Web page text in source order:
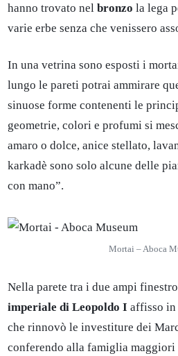
hanno trovato nel bronzo la lega
varie erbe senza che venissero
In una vetrina sono esposti i
lungo le pareti potrai ammirare
sinuose forme contenenti le
geometrie, colori e profumi si
amaro o dolce, anice stellato,
karkadè sono solo alcune delle
con mano”.
Mortai – Aboca
Nella parete tra i due ampi
imperiale di Leopoldo I affisso in
che rinnovò le investiture dei
conferendo alla famiglia